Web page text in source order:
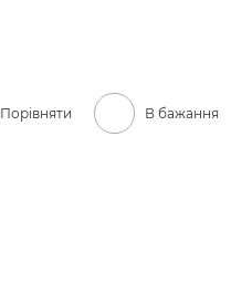
Порівняти В бажання